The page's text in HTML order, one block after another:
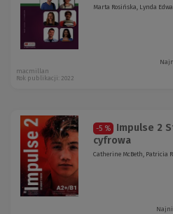
Marta Rosińska, Lynda
macmillan
Rok publikacji: 2022
-5 %
Impulse 2
cyfrowa
Catherine McBeth, Patricia